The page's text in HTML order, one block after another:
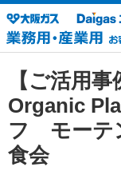
【ご活用
Organic
フ モーテ
食会